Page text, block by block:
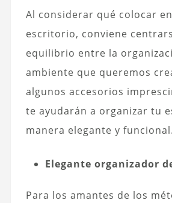
Al considerar qué colocar
escritorio, conviene
equilibrio entre la
ambiente que queremos
algunos accesorios
te ayudarán a organizar tu
manera elegante y funcional.
Elegante organizador
Para los amantes de los